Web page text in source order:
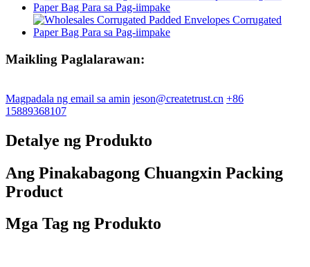
Maikling Paglalarawan:
Magpadala ng email sa amin jeson@createtrust.cn +86
15889368107
Detalye ng Produkto
Ang Pinakabagong Chuangxin Packing
Product
Mga Tag ng Produkto